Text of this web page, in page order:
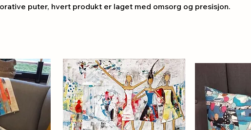
puter, hvert produkt er laget med omsorg og presisjon.